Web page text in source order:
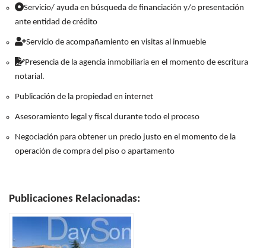
Servicio/ ayuda en búsqueda de financiación y/o presentación
ante entidad de crédito
Servicio de acompañamiento en visitas al inmueble
Presencia de la agencia inmobiliaria en el momento de escritura
notarial.
Publicación de la propiedad en internet
Asesoramiento legal y fiscal durante todo el proceso
Negociación para obtener un precio justo en el momento de la
operación de compra del piso o apartamento
Publicaciones Relacionadas: